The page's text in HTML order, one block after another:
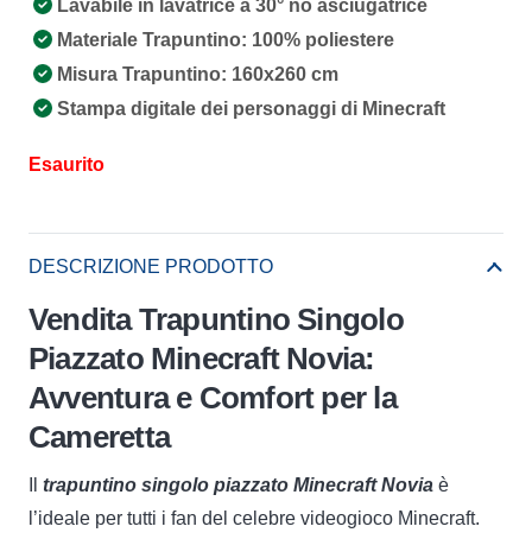
Lavabile in lavatrice a 30° no asciugatrice
Materiale Trapuntino: 100% poliestere
Misura Trapuntino: 160x260 cm
Stampa digitale dei personaggi di Minecraft
Esaurito
DESCRIZIONE PRODOTTO
Vendita Trapuntino Singolo
Piazzato Minecraft Novia:
Avventura e Comfort per la
Cameretta
trapuntino singolo piazzato Minecraft Novia è
l’ideale per tutti i fan del celebre videogioco Minecraft.